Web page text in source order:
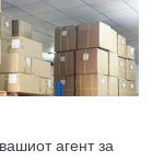
агент за